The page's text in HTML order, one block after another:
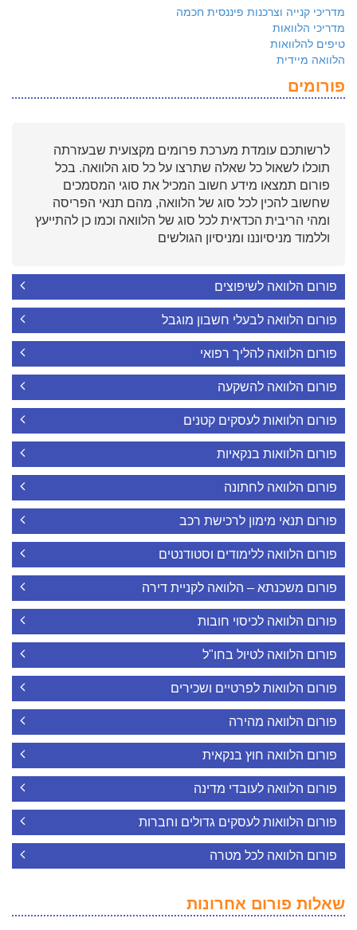
מדריכי קנייה וצרכנות פיננסית חכמה
מדריכי הלוואות
טיפים להלוואות
הלוואה מיידית
פורומים
לרשותכם עומדת מערכת פרומים מקצועית שבעזרתה
תוכלו לשאול כל שאלה שתרצו על כל סוג הלוואה. בכל
פורום תמצאו מידע חשוב המכיל את סוגי המסמכים
שחשוב להכין לכל סוג של הלוואה, מהם תנאי הפריסה
ומהי הריבית הכדאית לכל סוג של הלוואה וכמו כן להתייעץ
וללמוד מניסיוננו ומניסיון הגולשים
פורום הלוואה לשיפוצים
פורום הלוואה לבעלי חשבון מוגבל
פורום הלוואה להליך רפואי
פורום הלוואה להשקעה
פורום הלוואות לעסקים קטנים
פורום הלוואות בנקאיות
פורום הלוואה לחתונה
פורום תנאי מימון לרכישת רכב
פורום הלוואה ללימודים וסטודנטים
פורום משכנתא – הלוואה לקניית דירה
פורום הלוואה לכיסוי חובות
פורום הלוואה לטיול בחו"ל
פורום הלוואות לפרטיים ושכירים
פורום הלוואה מהירה
פורום הלוואה חוץ בנקאית
פורום הלוואה לעובדי מדינה
פורום הלוואות לעסקים גדולים וחברות
פורום הלוואה לכל מטרה
שאלות פורום אחרונות